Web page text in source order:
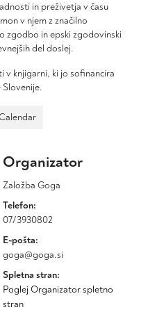
in preživetja v času
v njem z značilno
zgodbo in epski zgodovinski
del doslej.
v knjigarni, ki jo sofinancira
Slovenije.
Organizator
Založba Goga
Telefon:
07/3930802
E-pošta:
goga@goga.si
Spletna stran:
Poglej Organizator spletno
stran